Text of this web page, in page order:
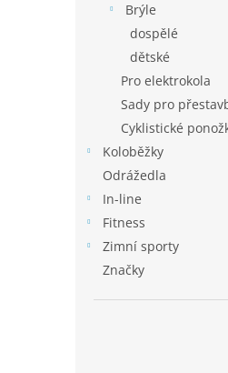
Brýle
dospělé
dětské
Pro elektrokola
Sady pro
Cyklistické
Koloběžky
Odrážedla
In-line
Fitness
Zimní sporty
Značky